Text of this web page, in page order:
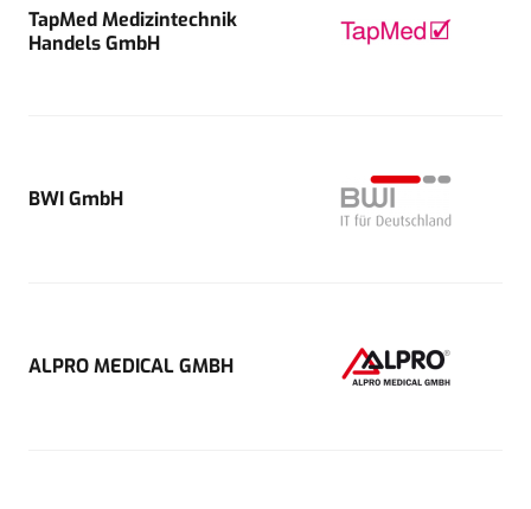
TapMed Medizintechnik
Handels GmbH
BWI GmbH
ALPRO MEDICAL GMBH